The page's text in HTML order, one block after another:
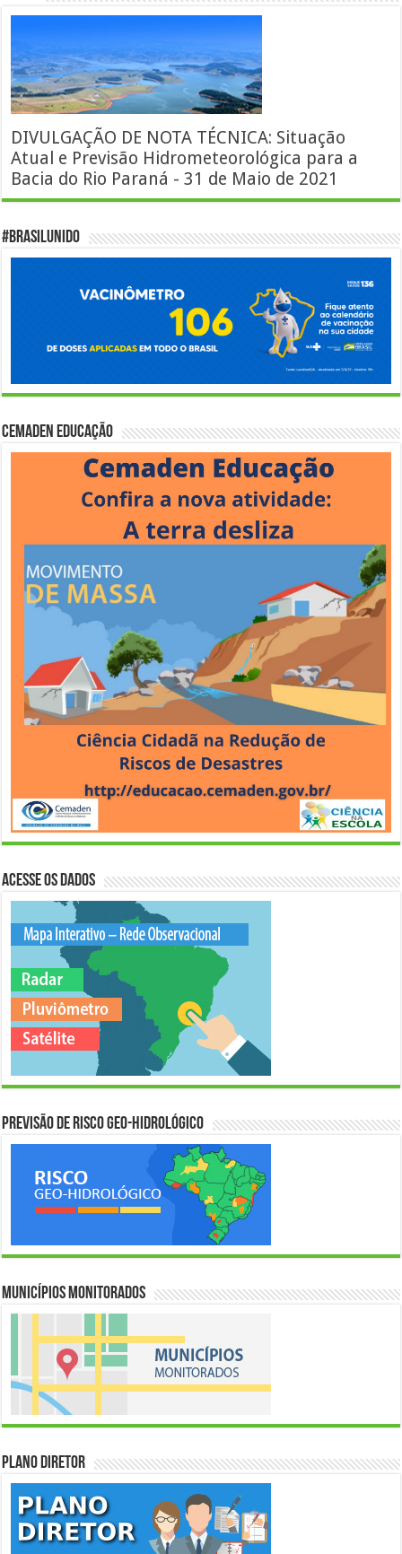
DIVULGAÇÃO DE NOTA TÉCNICA: Situação
Atual e Previsão Hidrometeorológica para a
Bacia do Rio Paraná - 31 de Maio de 2021
#BrasilUnido
Cemaden Educação
Acesse os Dados
Previsão de Risco Geo-Hidrológico
Municípios Monitorados
Plano Diretor